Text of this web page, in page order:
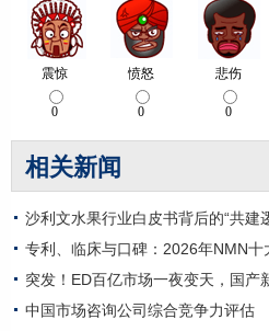
相关新闻
沙利文水果行业白皮书背后的“共建
专利、临床与口碑：2026年NMN
突发！ED百亿市场一夜变天，国产
中国市场咨询公司综合竞争力评估